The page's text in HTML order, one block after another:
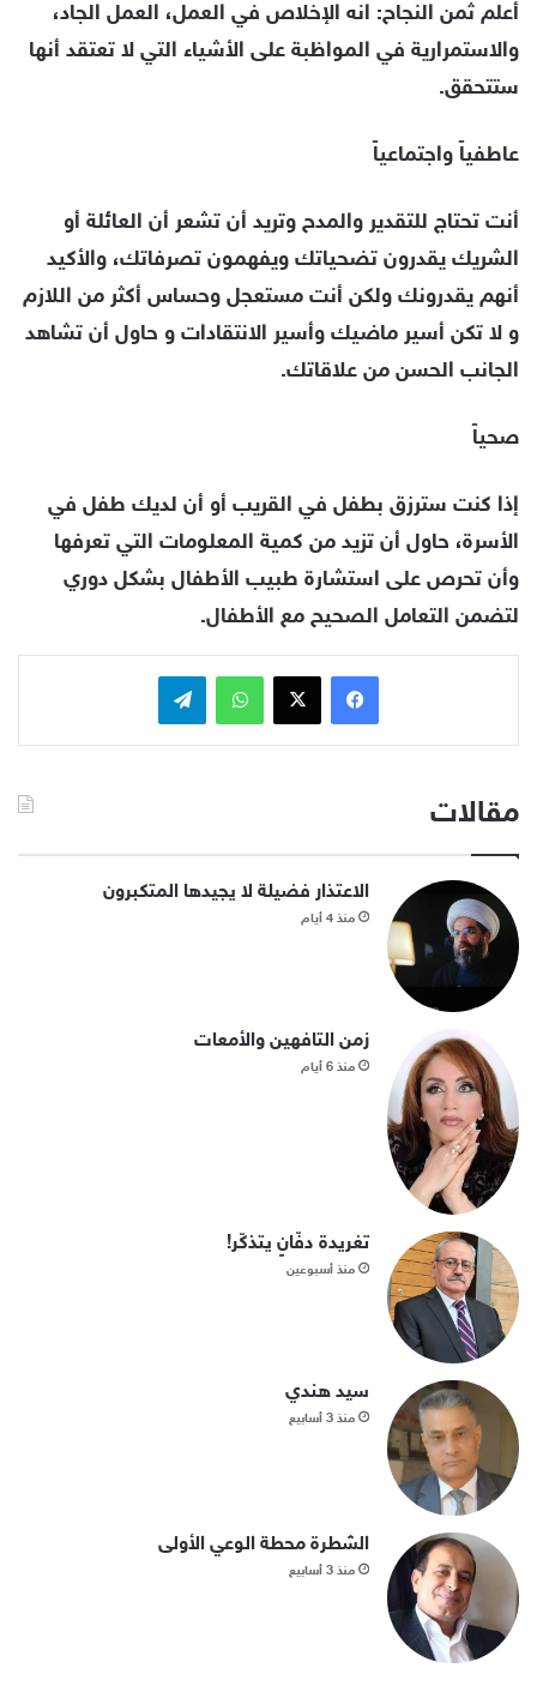
أعلم ثمن النجاح: انه الإخلاص في العمل، العمل الجاد،
والاستمرارية في المواظبة على الأشياء التي لا تعتقد أنها
ستتحقق.
عاطفياً واجتماعياً
أنت تحتاج للتقدير والمدح وتريد أن تشعر أن العائلة أو
الشريك يقدرون تضحياتك ويفهمون تصرفاتك، والأكيد
أنهم يقدرونك ولكن أنت مستعجل وحساس أكثر من اللازم
و لا تكن أسير ماضيك وأسير الانتقادات و حاول أن تشاهد
الجانب الحسن من علاقاتك.
صحياً
إذا كنت سترزق بطفل في القريب أو أن لديك طفل في
الأسرة، حاول أن تزيد من كمية المعلومات التي تعرفها
وأن تحرص على استشارة طبيب الأطفال بشكل دوري
لتضمن التعامل الصحيح مع الأطفال.
فيسبوكx واتساب تيلقرام
مقالات
الاعتذار فضيلة لا يجيدها المتكبرون
منذ 4 أيام
زمن التافهين والأمعات
منذ 6 أيام
تغريدة دفّانٍ يتذكّر!
منذ أسبوعين
سيد هندي
منذ 3 أسابيع
الشطرة محطة الوعي الأولى
منذ 3 أسابيع